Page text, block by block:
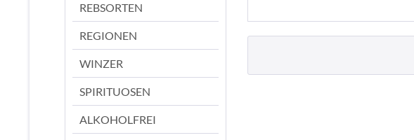
REBSORTEN
REGIONEN
WINZER
SPIRITUOSEN
ALKOHOLFREI